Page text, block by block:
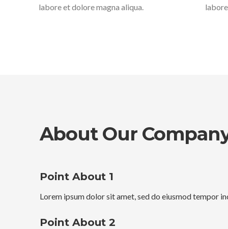
labore et dolore magna aliqua.
About Our
Point About 1
Lorem ipsum dolor sit amet, sed do eiusmod tempor
Point About 2